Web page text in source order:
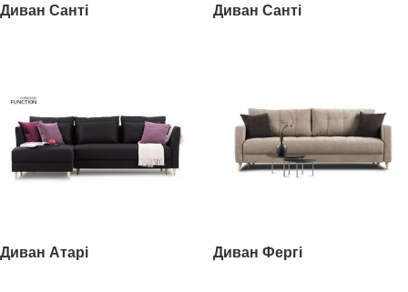
Диван Санті Диван Санті
Диван Атарі Диван Фергі